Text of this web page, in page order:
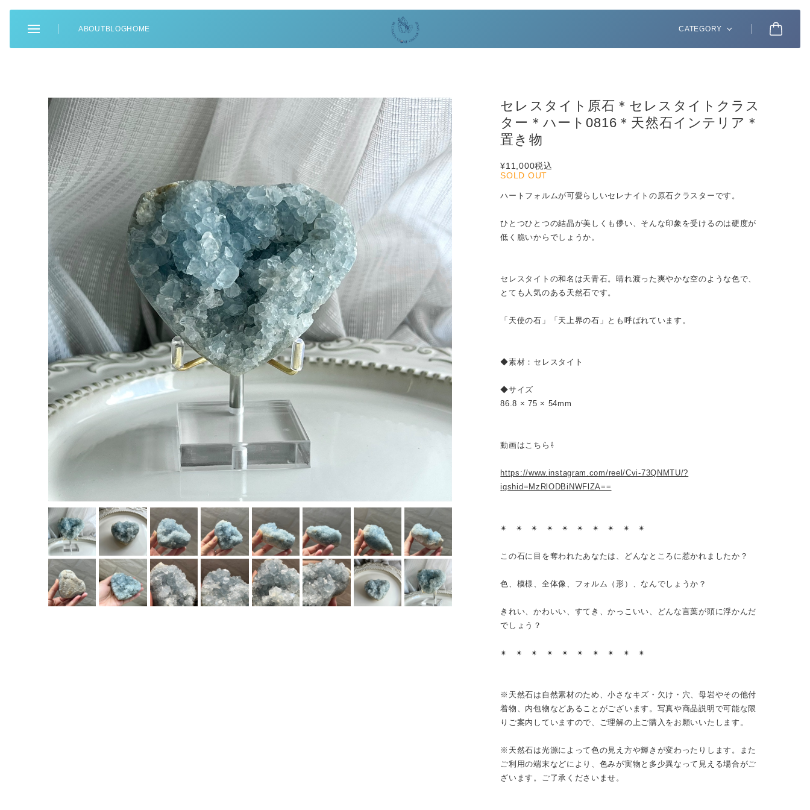
ABOUTBLOGHOME CATEGORY
セレスタイト原石＊セレスタイトクラス
ター＊ハート0816＊天然石インテリア＊
置き物
¥11,000税込
SOLD OUT
ハートフォルムが可愛らしいセレナイトの原石クラスターです。
ひとつひとつの結晶が美しくも儚い、そんな印象を受けるのは硬度が
低く脆いからでしょうか。
セレスタイトの和名は天青石。晴れ渡った爽やかな空のような色で、
とても人気のある天然石です。
「天使の石」「天上界の石」とも呼ばれています。
◆素材：セレスタイト
◆サイズ
86.8 × 75 × 54mm
動画はこちら⇩
https://www.instagram.com/reel/Cvi-73QNMTU/?
igshid=MzRlODBiNWFlZA==
✴︎ ✴︎ ✴︎ ✴︎ ✴︎ ✴︎ ✴︎ ✴︎ ✴︎ ✴︎
この石に目を奪われたあなたは、どんなところに惹かれましたか？
色、模様、全体像、フォルム（形）、なんでしょうか？
きれい、かわいい、すてき、かっこいい、どんな言葉が頭に浮かんだ
でしょう？
✴︎ ✴︎ ✴︎ ✴︎ ✴︎ ✴︎ ✴︎ ✴︎ ✴︎ ✴︎
※天然石は自然素材のため、小さなキズ・欠け・穴、母岩やその他付
着物、内包物などあることがございます。写真や商品説明で可能な限
りご案内していますので、ご理解の上ご購入をお願いいたします。
※天然石は光源によって色の見え方や輝きが変わったりします。また
ご利用の端末などにより、色みが実物と多少異なって見える場合がご
ざいます。ご了承くださいませ。